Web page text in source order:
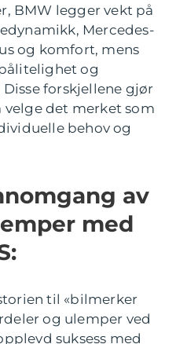
BMW legger vekt på
Mercedes-
og komfort, mens
og
forskjellene gjør
det merket som
behov og
av
med
til «bilmerker
og ulemper ved
suksess med